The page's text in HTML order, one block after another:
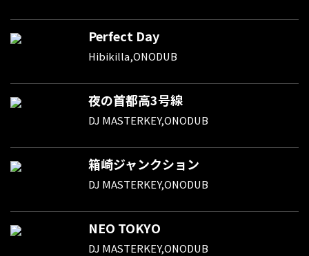
Perfect Day
Hibikilla,ONODUB
夜の首都高3号線
DJ MASTERKEY,ONODUB
箱崎ジャンクション
DJ MASTERKEY,ONODUB
NEO TOKYO
DJ MASTERKEY,ONODUB